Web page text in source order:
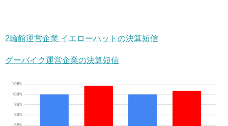
2輪館運営企業 イエローハットの決算短信
グーバイク運営企業の決算短信